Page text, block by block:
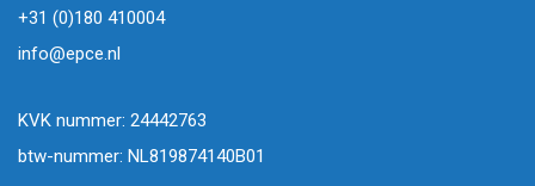
+31 (0)180 410004
info@epce.nl
KVK nummer: 24442763
btw-nummer: NL819874140B01